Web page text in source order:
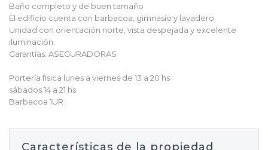
Baño completo y de buen tamaño
El edificio cuenta con barbacoa, gimnasio y lavadero.
Unidad con orientación norte, vista despejada y excelente
iluminación.
Garantías: ASEGURADORAS
Portería física lunes a viernes de 13 a 20 hs
sábados 14 a 21 hs
Barbacoa 1UR
Características de la propiedad